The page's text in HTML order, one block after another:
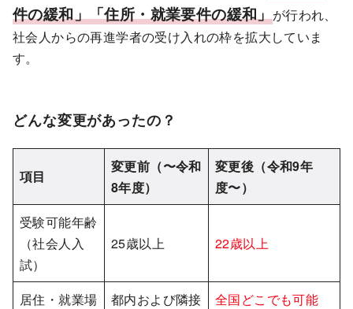
件の緩和」「住所・就業要件の緩和」が行われ、
社会人からの再進学者の受け入れの枠を拡大していま
す。
どんな変更があったの？
項目
変更前（〜令和
8年度）
変更後（令和9年
度〜）
受験可能年齢
（社会人入
試）
25歳以上 22歳以上
居住・就業場
都内および隣接
全国どこでも可能